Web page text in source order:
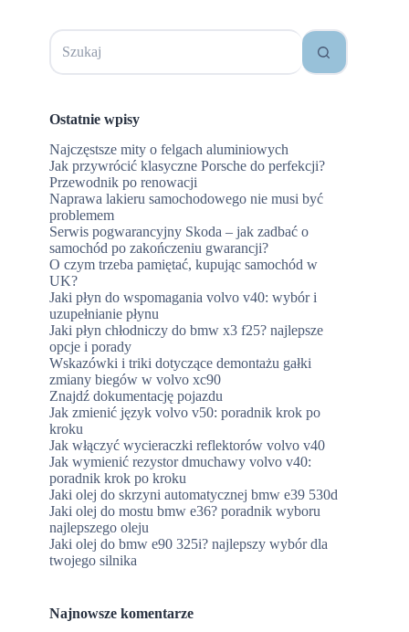
Brak
wyników
Ostatnie wpisy
Najczęstsze mity o felgach aluminiowych
Jak przywrócić klasyczne Porsche do perfekcji?
Przewodnik po renowacji
Naprawa lakieru samochodowego nie musi być
problemem
Serwis pogwarancyjny Skoda – jak zadbać o
samochód po zakończeniu gwarancji?
O czym trzeba pamiętać, kupując samochód w
UK?
Jaki płyn do wspomagania volvo v40: wybór i
uzupełnianie płynu
Jaki płyn chłodniczy do bmw x3 f25? najlepsze
opcje i porady
Wskazówki i triki dotyczące demontażu gałki
zmiany biegów w volvo xc90
Znajdź dokumentację pojazdu
Jak zmienić język volvo v50: poradnik krok po
kroku
Jak włączyć wycieraczki reflektorów volvo v40
Jak wymienić rezystor dmuchawy volvo v40:
poradnik krok po kroku
Jaki olej do skrzyni automatycznej bmw e39 530d
Jaki olej do mostu bmw e36? poradnik wyboru
najlepszego oleju
Jaki olej do bmw e90 325i? najlepszy wybór dla
twojego silnika
Najnowsze komentarze